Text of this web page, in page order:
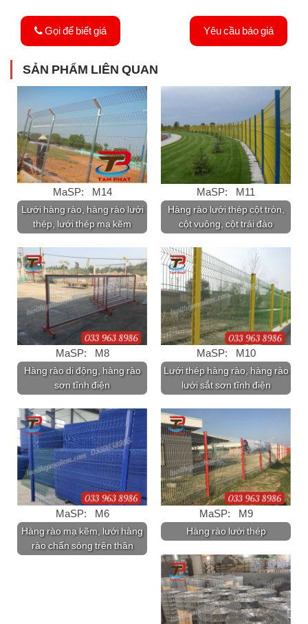
Gọi để biết giá Yêu cầu báo giá
SẢN PHẨM LIÊN QUAN
MaSP: M14
Lưới hàng rào, hàng rào lưới
thép, lưới thép mạ kẽm
MaSP: M11
Hàng rào lưới thép cột tròn,
cột vuông, cột trái đào
MaSP: M8
Hàng rào di động, hàng rào
sơn tĩnh điện
MaSP: M10
Lưới thép hàng rào, hàng rào
lưới sắt sơn tĩnh điện
MaSP: M6
Hàng rào mạ kẽm, lưới hàng
rào chấn sóng trên thân
MaSP: M9
Hàng rào lưới thép